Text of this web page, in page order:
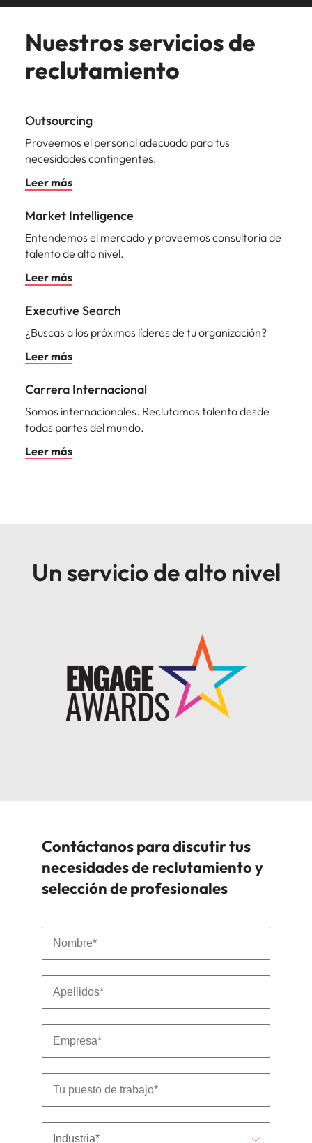
Nuestros servicios de
reclutamiento
Outsourcing
Proveemos el personal adecuado para tus
necesidades contingentes.
Leer más
Market Intelligence
Entendemos el mercado y proveemos consultoría de
talento de alto nivel.
Leer más
Executive Search
¿Buscas a los próximos líderes de tu organización?
Leer más
Carrera Internacional
Somos internacionales. Reclutamos talento desde
todas partes del mundo.
Leer más
Un servicio de alto nivel
Contáctanos para discutir tus
necesidades de reclutamiento y
selección de profesionales